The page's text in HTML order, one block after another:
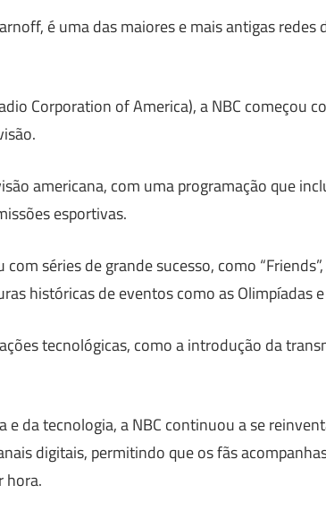
é uma das maiores e mais antigas redes
Corporation of America), a NBC começou
americana, com uma programação que
esportivas.
séries de grande sucesso, como
históricas de eventos como as Olimpíadas
tecnológicas, como a introdução da
e da tecnologia, a NBC continuou a se
digitais, permitindo que os fãs
hora.